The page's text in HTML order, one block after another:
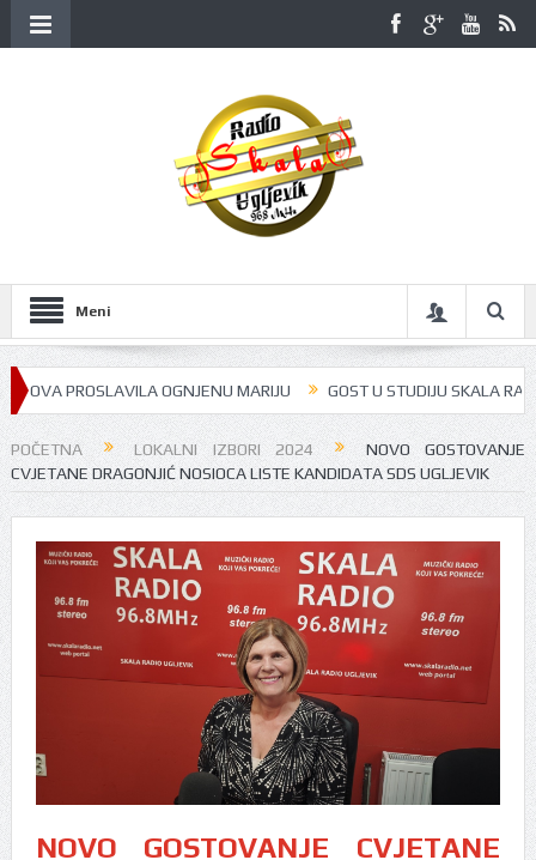
Meni
PROSLAVILA OGNJENU MARIJU GOST U STUDIJU SKALA RADIJA
POČETNA LOKALNI IZBORI 2024
NOVO GOSTOVANJE
CVJETANE DRAGONJIĆ NOSIOCA LISTE KANDIDATA SDS UGLJEVIK
NOVO GOSTOVANJE CVJETANE